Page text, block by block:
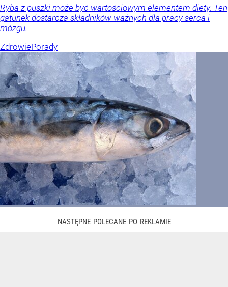
Ryba z puszki może być wartościowym elementem diety. Ten
gatunek dostarcza składników ważnych dla pracy serca i
mózgu.
ZdrowiePorady